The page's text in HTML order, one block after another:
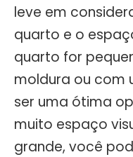
leve em
quarto e o
quarto for
moldura ou com
ser uma ótima
muito espaço
grande, você